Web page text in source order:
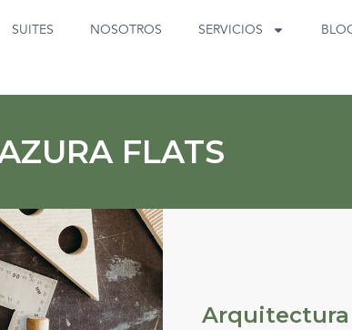
SUITES NOSOTROS SERVICIOS
FLATS